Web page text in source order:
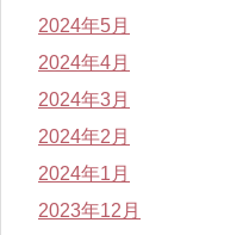
2024年5月
2024年4月
2024年3月
2024年2月
2024年1月
2023年12月